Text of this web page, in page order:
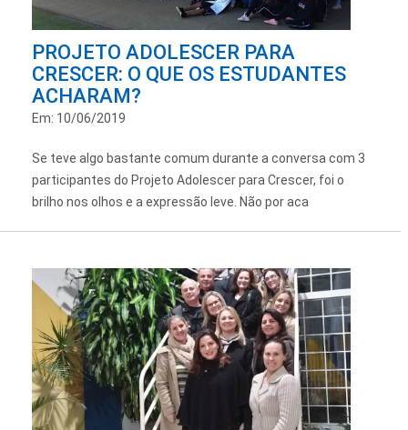
PROJETO ADOLESCER PARA
CRESCER: O QUE OS ESTUDANTES
ACHARAM?
Em: 10/06/2019
Se teve algo bastante comum durante a conversa com 3
participantes do Projeto Adolescer para Crescer, foi o
brilho nos olhos e a expressão leve. Não por aca